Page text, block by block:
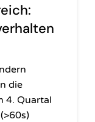
die
4. Quartal